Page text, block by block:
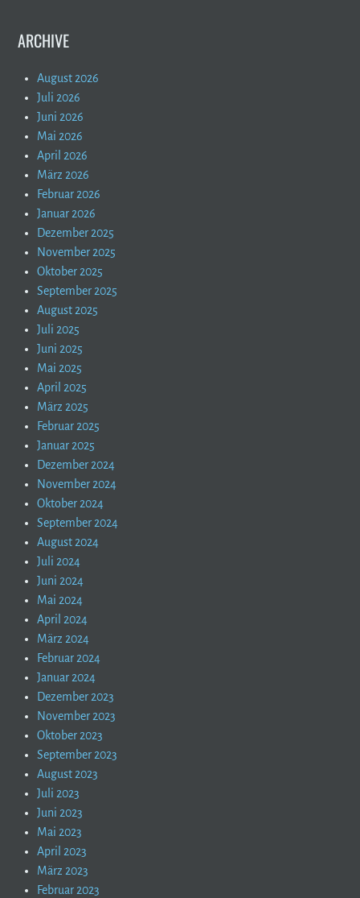
ARCHIVE
August 2026
Juli 2026
Juni 2026
Mai 2026
April 2026
März 2026
Februar 2026
Januar 2026
Dezember 2025
November 2025
Oktober 2025
September 2025
August 2025
Juli 2025
Juni 2025
Mai 2025
April 2025
März 2025
Februar 2025
Januar 2025
Dezember 2024
November 2024
Oktober 2024
September 2024
August 2024
Juli 2024
Juni 2024
Mai 2024
April 2024
März 2024
Februar 2024
Januar 2024
Dezember 2023
November 2023
Oktober 2023
September 2023
August 2023
Juli 2023
Juni 2023
Mai 2023
April 2023
März 2023
Februar 2023